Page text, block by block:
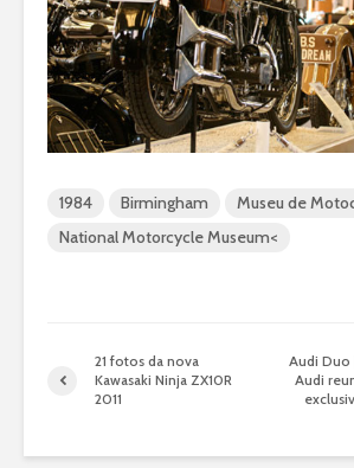
1984 Birmingham
Museu de
National Motorcycle Museum<
21 fotos da nova
Kawasaki Ninja ZX10R
2011
Audi Duo
Audi